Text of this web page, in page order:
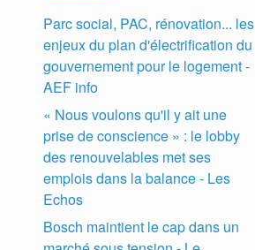
Parc social, PAC, rénovation... les
enjeux du plan d'électrification du
gouvernement pour le logement -
AEF info
« Nous voulons qu'il y ait une
prise de conscience » : le lobby
des renouvelables met ses
emplois dans la balance - Les
Echos
Bosch maintient le cap dans un